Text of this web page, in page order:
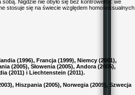
Nigdzie nie obyło się bez kontrowersji: we
stosuje się na świecie względem homoseksualnych
(1996), Francja (1999), Niemcy (2001),
(2005), Słowenia (2005), Andora (2005),
(2011) i Liechtenstein (2011).
Hiszpania (2005), Norwegia (2009), Szwecja